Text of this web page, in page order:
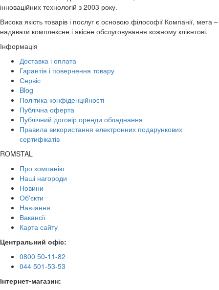
інноваційних технологій з 2003 року.
Висока якість товарів і послуг є основою філософії Компанії, мета –
надавати комплексне і якісне обслуговування кожному клієнтові.
Інформація
Доставка і оплата
Гарантія і повернення товару
Сервіс
Blog
Політика конфіденційності
Публічна оферта
Публічний договір оренди обладнання
Правила використання електронних подарункових
сертифікатів
ROMSTAL
Про компанію
Наші нагороди
Новини
Об'єкти
Навчання
Вакансії
Карта сайту
Центральний офіс:
0800 50-11-82
044 501-53-53
Інтернет-магазин: